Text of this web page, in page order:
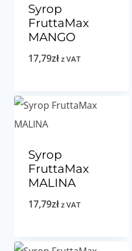
Syrop
FruttaMax
MANGO
17,79zł z VAT
Syrop
FruttaMax
MALINA
17,79zł z VAT